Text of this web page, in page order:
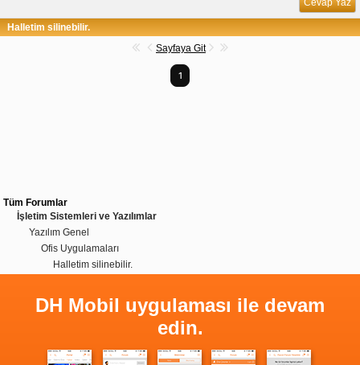
Cevap Yaz
Halletim silinebilir.
Sayfaya Git
1
Tüm Forumlar
İşletim Sistemleri ve Yazılımlar
Yazılım Genel
Ofis Uygulamaları
Halletim silinebilir.
DH Mobil uygulaması ile devam
edin.